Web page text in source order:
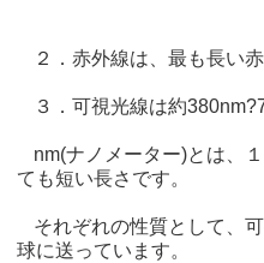
２．赤外線は、最も長い
３．可視光線は約
nm(ナノメーター)とは、
ても短い長さです。
それぞれの性質として、
球に送っています。